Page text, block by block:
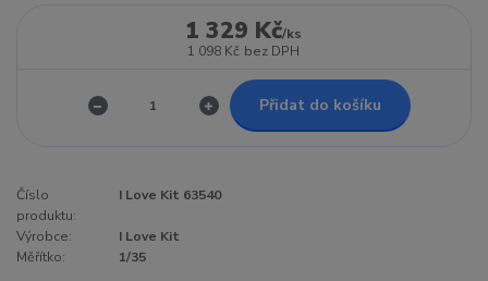
1 329 Kč/ks
1 098 Kč bez DPH
Přidat do košíku
Číslo
produktu:
I Love Kit 63540
Výrobce:
I Love Kit
Měřítko:
1/35